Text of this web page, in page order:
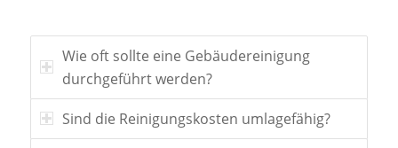
Wie oft sollte eine Gebäudereinigung
durchgeführt werden?
Sind die Reinigungskosten umlagefähig?